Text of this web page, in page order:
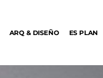
ARQ & DISEÑO ES PLAN